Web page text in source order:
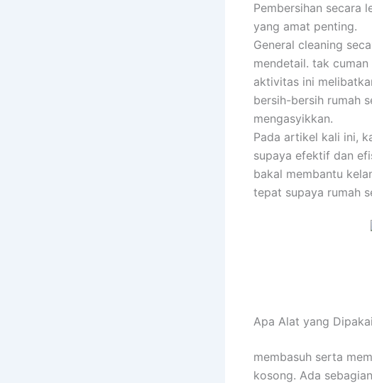
Pembersihan secara
yang amat penting.
General cleaning
mendetail. tak
aktivitas ini
bersih-bersih rumah
mengasyikkan.
Pada artikel kali ini,
supaya efektif dan
bakal membantu
tepat supaya rumah
Apa Alat yang
membasuh serta
kosong. Ada